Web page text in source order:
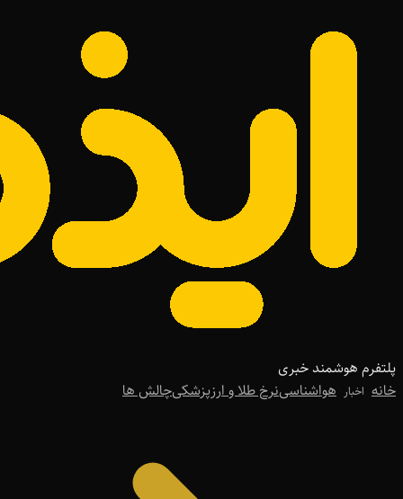
پلتفرم هوشمند خبری
خانه اخبار هواشناسینرخ طلا و ارزپزشکیچالش ها